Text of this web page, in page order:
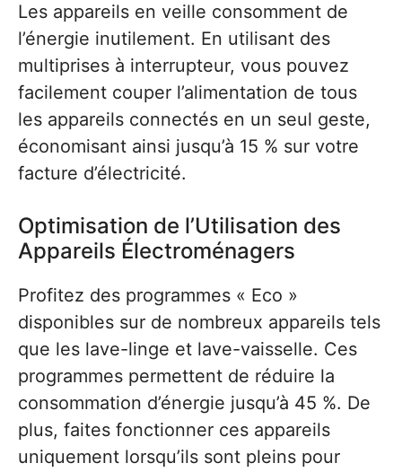
Les appareils en veille consomment de
l’énergie inutilement. En utilisant des
multiprises à interrupteur, vous pouvez
facilement couper l’alimentation de tous
les appareils connectés en un seul geste,
économisant ainsi jusqu’à 15 % sur votre
facture d’électricité.
Optimisation de l’Utilisation des
Appareils Électroménagers
Profitez des programmes « Eco »
disponibles sur de nombreux appareils tels
que les lave-linge et lave-vaisselle. Ces
programmes permettent de réduire la
consommation d’énergie jusqu’à 45 %. De
plus, faites fonctionner ces appareils
uniquement lorsqu’ils sont pleins pour